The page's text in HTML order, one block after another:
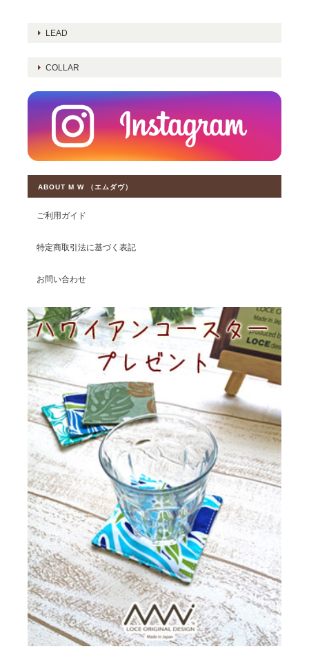
LEAD
COLLAR
ABOUT M W （エムダヴ）
ご利用ガイド
特定商取引法に基づく表記
お問い合わせ